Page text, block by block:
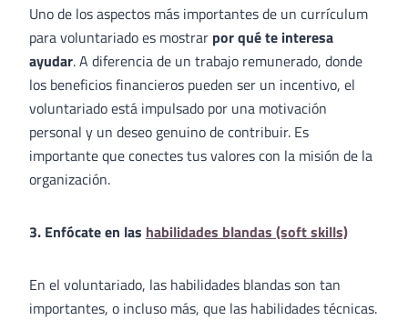
Uno de los aspectos más importantes de un currículum
para voluntariado es mostrar por qué te interesa
ayudar. A diferencia de un trabajo remunerado, donde
los beneficios financieros pueden ser un incentivo, el
voluntariado está impulsado por una motivación
personal y un deseo genuino de contribuir. Es
importante que conectes tus valores con la misión de la
organización.
3. Enfócate en las habilidades blandas (soft skills)
En el voluntariado, las habilidades blandas son tan
importantes, o incluso más, que las habilidades técnicas.